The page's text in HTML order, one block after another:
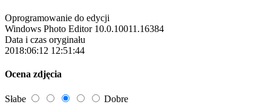
Oprogramowanie do edycji
Windows Photo Editor 10.0.10011.16384
Data i czas oryginału
2018:06:12 12:51:44
Ocena zdjęcia
Słabe Dobre